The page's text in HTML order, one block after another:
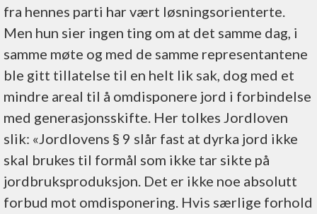
fra hennes parti har vært løsningsorienterte.
Men hun sier ingen ting om at det samme dag, i
samme møte og med de samme representantene
ble gitt tillatelse til en helt lik sak, dog med et
mindre areal til å omdisponere jord i forbindelse
med generasjonsskifte. Her tolkes Jordloven
slik: «Jordlovens § 9 slår fast at dyrka jord ikke
skal brukes til formål som ikke tar sikte på
jordbruksproduksjon. Det er ikke noe absolutt
forbud mot omdisponering. Hvis særlige forhold